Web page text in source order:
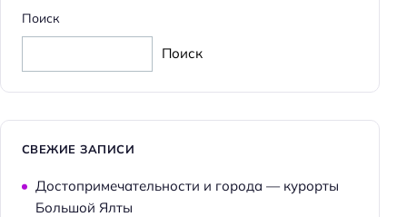
Номер и удобства на первом этаже
Доступность входа на инвалидной коляске:
Удобства для людей с ограниченными
недоступно
Поиск
Поиск
СВЕЖИЕ ЗАПИСИ
Достопримечательности и города — курорты
Большой Ялты